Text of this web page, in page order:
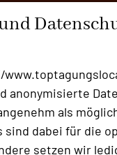
anonymisierte
als
sind dabei für die
setzen wir